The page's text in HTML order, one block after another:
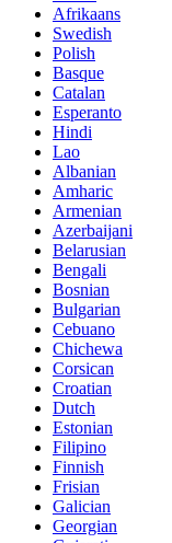
Afrikaans
Swedish
Polish
Basque
Catalan
Esperanto
Hindi
Lao
Albanian
Amharic
Armenian
Azerbaijani
Belarusian
Bengali
Bosnian
Bulgarian
Cebuano
Chichewa
Corsican
Croatian
Dutch
Estonian
Filipino
Finnish
Frisian
Galician
Georgian